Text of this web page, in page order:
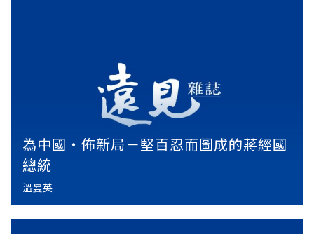
為中國‧佈新局－堅百忍而圖成的蔣經國
總統
溫曼英